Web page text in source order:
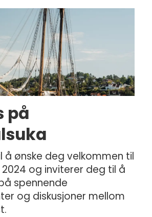
på
å ønske deg velkommen til
og inviterer deg til å
spennende
og diskusjoner mellom